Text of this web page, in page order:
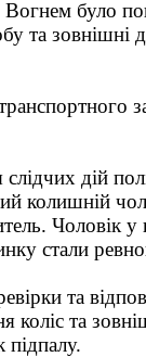
було
та зовнішні
дій
колишній
Чоловік
стали
та
та
підпалу.